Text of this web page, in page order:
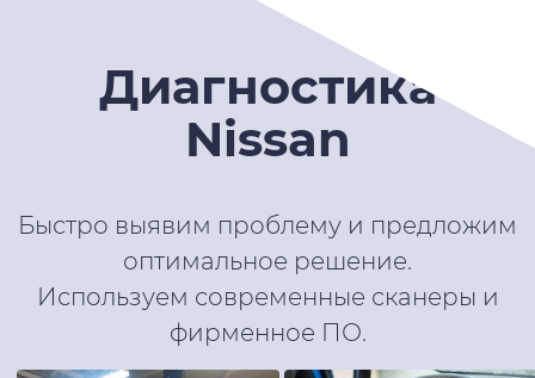
Диагностика
Nissan
Быстро выявим проблему и предложим
оптимальное решение.
Используем современные сканеры и
фирменное ПО.